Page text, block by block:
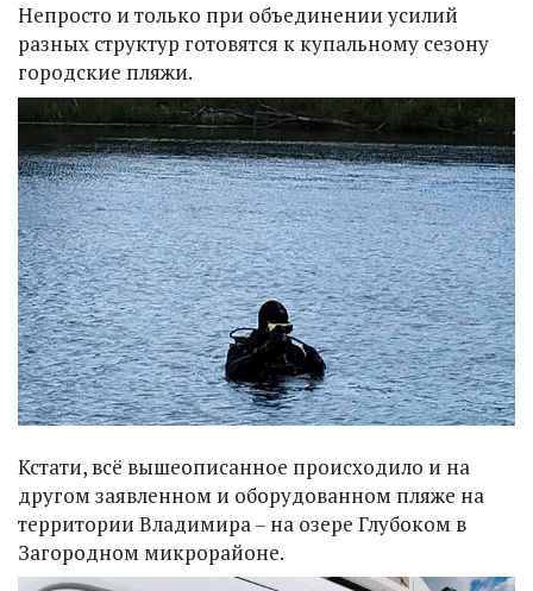
Непросто и только при объединении усилий
разных структур готовятся к купальному сезону
городские пляжи.
Кстати, всё вышеописанное происходило и на
другом заявленном и оборудованном пляже на
территории Владимира – на озере Глубоком в
Загородном микрорайоне.